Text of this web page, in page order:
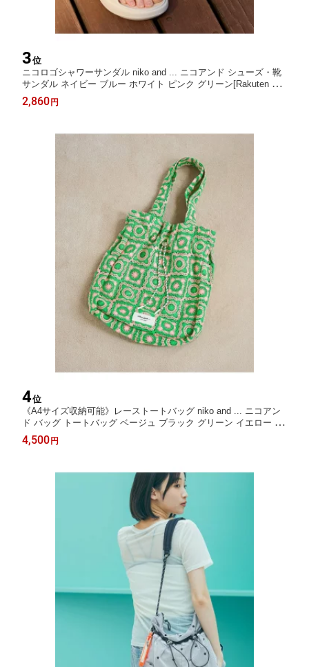
3位
ニコロゴシャワーサンダル niko and ... ニコアンド シューズ・靴
サンダル ネイビー ブルー ホワイト ピンク グリーン[Rakuten Fas
hion]
2,860 円
4位
《A4サイズ収納可能》レーストートバッグ niko and ... ニコアン
ド バッグ トートバッグ ベージュ ブラック グリーン イエロー ホ
ワイト ブルー【送料無料】[Rakuten Fashion]
4,500 円